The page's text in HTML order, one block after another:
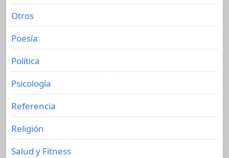
Otros
Poesía
Política
Psicología
Referencia
Religión
Salud y Fitness